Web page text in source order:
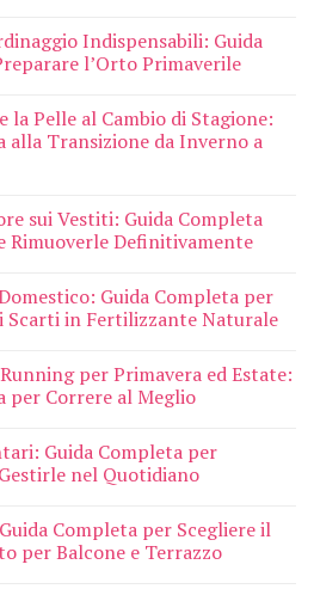
Indispensabili: Guida
l’Orto Primaverile
la Pelle al Cambio di Stagione:
alla Transizione da Inverno a
sui Vestiti: Guida Completa
Rimuoverle Definitivamente
Guida Completa per
Scarti in Fertilizzante Naturale
per Primavera ed Estate:
per Correre al Meglio
Guida Completa per
nel Quotidiano
Completa per Scegliere il
per Balcone e Terrazzo